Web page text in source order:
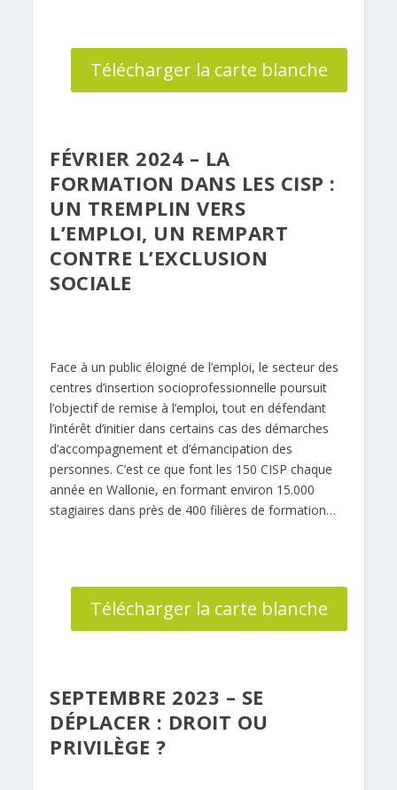
Télécharger la carte blanche
FÉVRIER 2024 – LA
FORMATION DANS LES CISP :
UN TREMPLIN VERS
L’EMPLOI, UN REMPART
CONTRE L’EXCLUSION
SOCIALE
Face à un public éloigné de l’emploi, le secteur des
centres d’insertion socioprofessionnelle poursuit
l’objectif de remise à l’emploi, tout en défendant
l’intérêt d’initier dans certains cas des démarches
d’accompagnement et d’émancipation des
personnes. C’est ce que font les 150 CISP chaque
année en Wallonie, en formant environ 15.000
stagiaires dans près de 400 filières de formation…
Télécharger la carte blanche
SEPTEMBRE 2023 – SE
DÉPLACER : DROIT OU
PRIVILÈGE ?